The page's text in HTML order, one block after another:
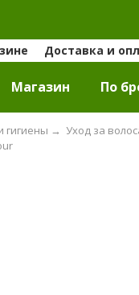
Доставка и
Магазин По
гигиены → Уход за